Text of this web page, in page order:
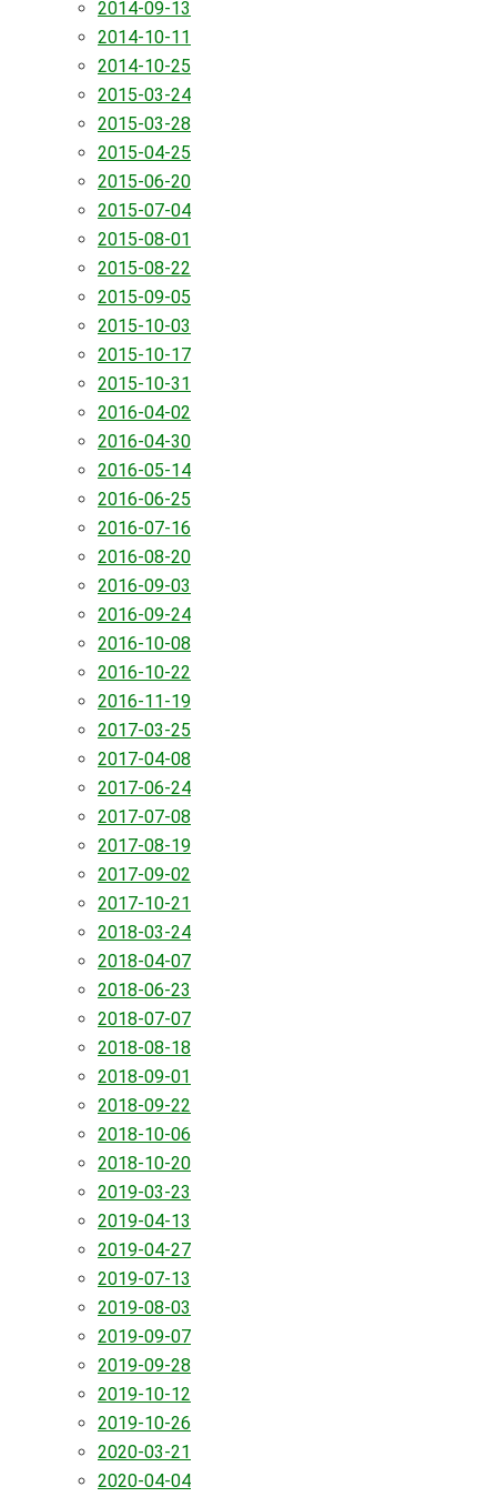
2014-09-13
2014-10-11
2014-10-25
2015-03-24
2015-03-28
2015-04-25
2015-06-20
2015-07-04
2015-08-01
2015-08-22
2015-09-05
2015-10-03
2015-10-17
2015-10-31
2016-04-02
2016-04-30
2016-05-14
2016-06-25
2016-07-16
2016-08-20
2016-09-03
2016-09-24
2016-10-08
2016-10-22
2016-11-19
2017-03-25
2017-04-08
2017-06-24
2017-07-08
2017-08-19
2017-09-02
2017-10-21
2018-03-24
2018-04-07
2018-06-23
2018-07-07
2018-08-18
2018-09-01
2018-09-22
2018-10-06
2018-10-20
2019-03-23
2019-04-13
2019-04-27
2019-07-13
2019-08-03
2019-09-07
2019-09-28
2019-10-12
2019-10-26
2020-03-21
2020-04-04